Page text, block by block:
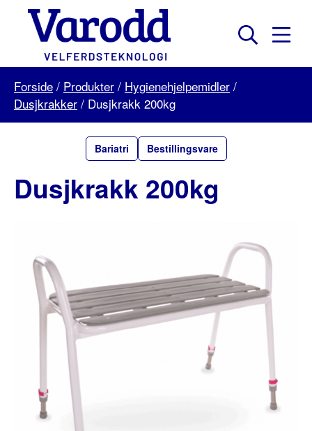
Varodd
Velferdsteknologi
Menu
Forside / Produkter / Hygienehjelpemidler /
Dusjkrakker / Dusjkrakk 200kg
Bariatri Bestillingsvare
Dusjkrakk 200kg